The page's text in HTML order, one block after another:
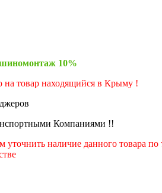
шиномонтаж 10%
на товар находящийся в Крыму !
Компаниями !!
уточнить наличие данного товара